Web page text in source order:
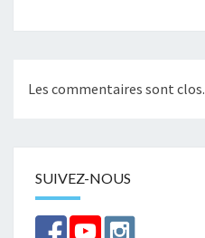
Les commentaires sont clos.
SUIVEZ-NOUS